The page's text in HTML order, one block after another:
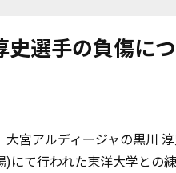
史選手の負傷に
宮アルディージャの黒川
)にて行われた東洋大学との